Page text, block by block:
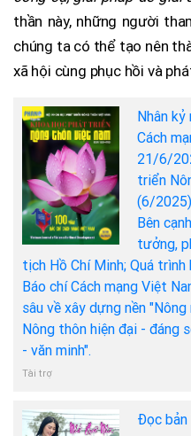
thần này, những người
chúng ta có thể tạo nên
xã hội cùng phục hồi và
Nhân kỷ
Cách
21/6/
triển
(6/
Bên
tưởng,
tịch Hồ Chí Minh; Quá
Báo chí Cách mạng Việt
sâu về xây dựng nền
Nông thôn hiện đại - đáng
- văn minh".
Tài trợ
Đọc bản